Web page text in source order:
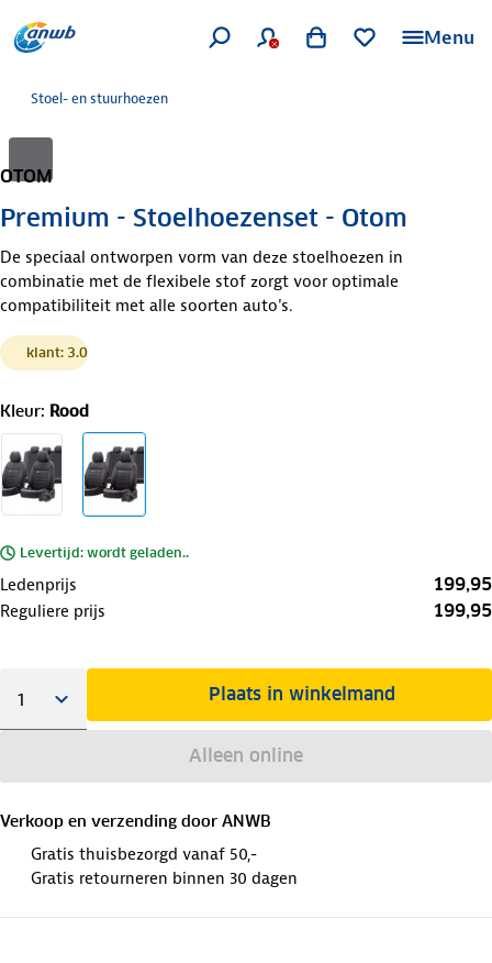
Menu
Stoel- en stuurhoezen
OTOM
Premium - Stoelhoezenset - Otom
De speciaal ontworpen vorm van deze stoelhoezen in
combinatie met de flexibele stof zorgt voor optimale
compatibiliteit met alle soorten auto's.
klant: 3.0
Kleur: Rood
Levertijd: wordt geladen..
Ledenprijs 199,95
Reguliere prijs 199,95
Plaats in winkelmand
Alleen online
Verkoop en verzending door ANWB
Gratis thuisbezorgd vanaf 50,-
Gratis retourneren binnen 30 dagen